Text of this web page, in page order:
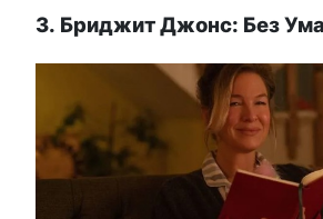
3. Бриджит Джонс: Без